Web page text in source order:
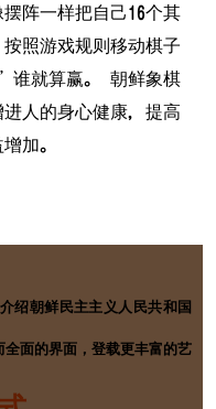
阵一样把自己16个其
照游戏规则移动棋子
谁就算赢。 朝鲜象棋
人的身心健康，提高
加。
绍朝鲜民主主义人民共和国
全面的界面，登载更丰富的艺